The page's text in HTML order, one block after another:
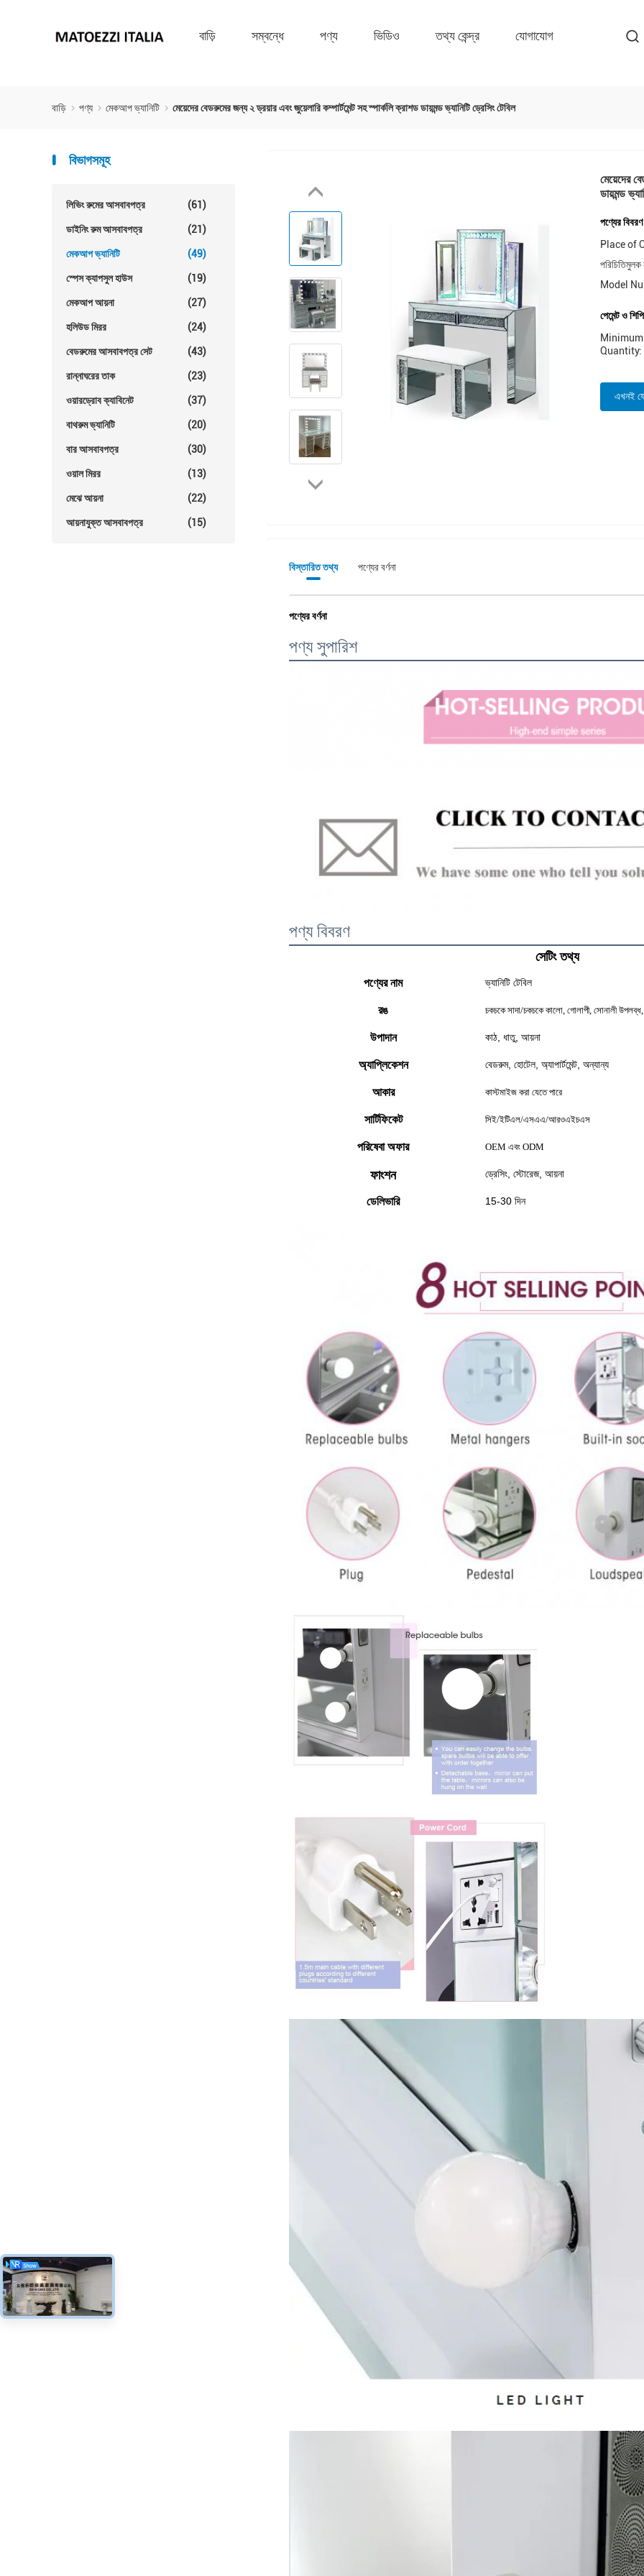
বাড়ি সম্বন্ধে পণ্য ভিডিও তথ্য কেন্দ্র যোগাযোগ
বাড়ি পণ্য মেকআপ ভ্যানিটি মেয়েদের বেডরুমের জন্য ২ ড্রয়ার এবং জুয়েলারি কম্পার্টমেন্ট সহ স্পার্কলি ক্রাশড ডায়মন্ড ভ্যানিটি ড্রেসিং টেবিল
বিভাগসমূহ
লিভিং রুমের আসবাবপত্র (61)
ডাইনিং রুম আসবাবপত্র (21)
মেকআপ ভ্যানিটি (49)
স্পেস ক্যাপসুল হাউস (19)
মেকআপ আয়না (27)
হলিউড মিরর (24)
বেডরুমের আসবাবপত্র সেট (43)
রান্নাঘরের তাক (23)
ওয়ারড্রোব ক্যাবিনেট (37)
বাথরুম ভ্যানিটি (20)
বার আসবাবপত্র (30)
ওয়াল মিরর (13)
মেঝে আয়না (22)
আয়নাযুক্ত আসবাবপত্র (15)
মেয়েদের
ডায়মন্ড
পণ্যের বিবরণ
Place of
পরিচিতিমুলক
Model
পেমেন্ট ও
Quantity:
এখনই
বিস্তারিত তথ্য পণ্যের বর্ণনা
পণ্যের বর্ণনা
পণ্য সুপারিশ
পণ্য বিবরণ
সেটিং তথ্য
পণ্যের নাম ভ্যানিটি টেবিল
রঙ চকচকে সাদা/চকচকে কালো, গোলাপী, সোনালী উপলব্ধ,
উপাদান কাঠ, ধাতু, আয়না
অ্যাপ্লিকেশন বেডরুম, হোটেল, অ্যাপার্টমেন্ট, অন্যান্য
আকার কাস্টমাইজ করা যেতে পারে
সার্টিফিকেট সিই/ইটিএল/এসএএ/আরওএইচএস
পরিষেবা অফার OEM এবং ODM
ফাংশন ড্রেসিং, স্টোরেজ, আয়না
ডেলিভারি 15-30 দিন
আপনার প্রথম অর্ডারে 10% ছাড় পান যখন আপনি ইমেল
টেক্সট বার্তাগুলির জন্য সাইন আপ করেন*
জমা দিন